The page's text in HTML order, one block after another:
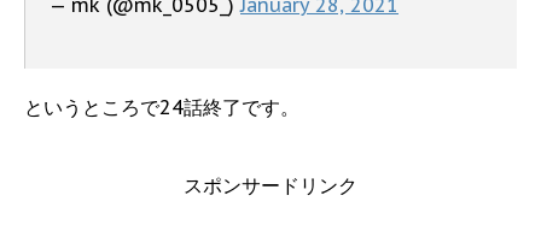
— mk (@mk_0505_)January 28, 2021
というところで24話終了です。
スポンサードリンク